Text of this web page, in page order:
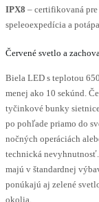
IPX8 – certifikovaná
speleoexpedícia a
Červené svetlo a
Biela LED s teplotou
menej ako 10 sekúnd.
tyčinkové bunky
po pohľade priamo do
nočných operáciách
technická
majú v štandardnej
ponúkajú aj zelené
okolia.